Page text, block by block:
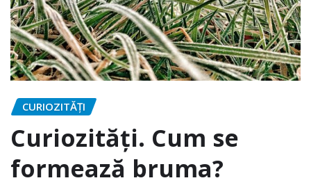
CURIOZITĂȚI
Curiozități. Cum se
formează bruma?